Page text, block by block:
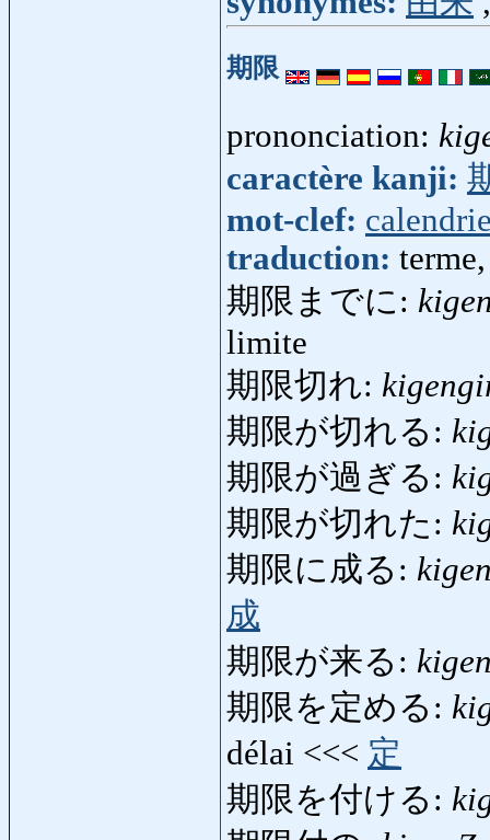
期限
prononciation:
caractère kanji:
mot-clef:
traduction:
期限までに:
limite
期限切れ:
期限が切れる:
期限が過ぎる:
期限が切れた:
期限に成る:
成
期限が来る:
期限を定める:
délai <<< 定
期限を付ける: